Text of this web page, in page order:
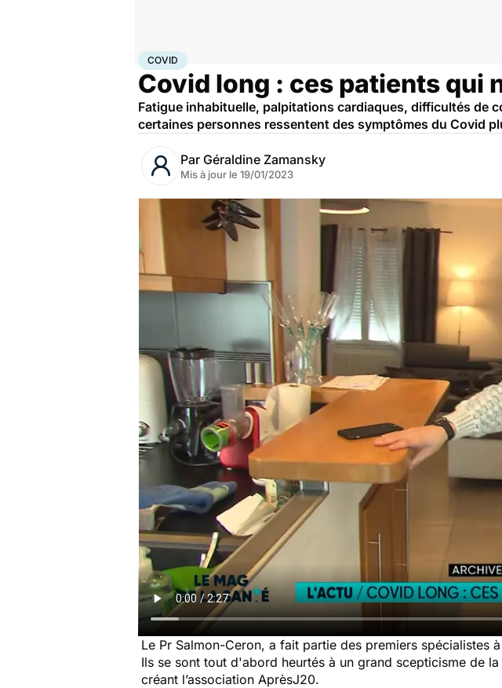
AccueilSanté
COVID
Covid long : ces patients qui
Fatigue inhabituelle, palpitations cardiaques, difficultés de
certaines personnes ressentent des symptômes du Covid
Par Géraldine Zamansky
Mis à jour le 19/01/2023
Le Pr Salmon-Ceron, a fait partie des premiers spécialistes
Ils se sont tout d'abord heurtés à un grand scepticisme de
créant l’association AprèsJ20.